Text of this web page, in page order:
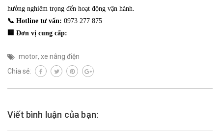
hưởng nghiêm trọng đến hoạt động vận hành.
📞 Hotline tư vấn: 0973 277 875
🏢 Đơn vị cung cấp:
motor, xe nâng điện
Chia sẻ:
Viết bình luận của bạn: